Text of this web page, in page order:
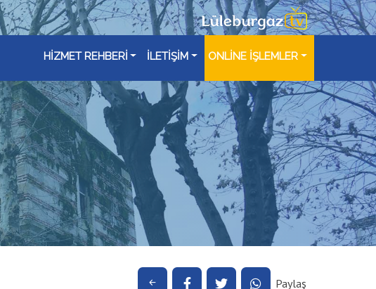
HİZMET REHBERİ İLETİŞİM ONLİNE İŞLEMLER
Paylaş